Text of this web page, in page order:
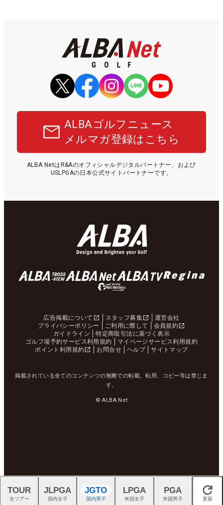
ALBAゴルフニュース
メルマガ登録はこちら
ALBA NetはR&Aのオフィシャルデジタルパートナー、および
USLPGAの日本公式サイトパートナーです。
広告掲載について スタッフ募集
運営会社
プライバシーポリシー
ご利用に際して
会員規約
ガイドライン
特定商取引法に基づく表示
ゴルフ場予約サービス利用規約
マイページサービス利用規約
ポイント利用規約
お問合せ ヘルプ サイトマップ
掲載されている全てのコンテンツの無断での転載、転用、コピー等は禁じま
す。
© ALBA Net
閉じる
TOUR
全ツアー
JLPGA
国内女子
JGTO
国内男子
LPGA
米国女子
PGA
米国男子 更新